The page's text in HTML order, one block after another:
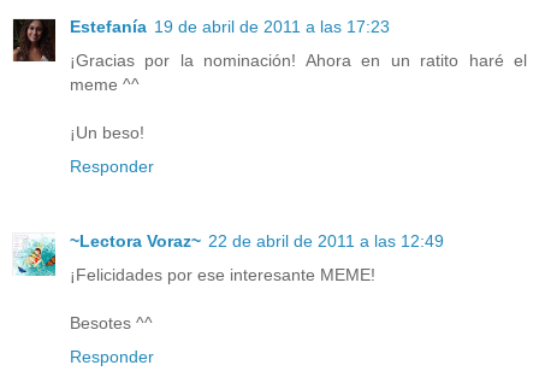
Estefanía 19 de abril de 2011 a las 17:23
¡Gracias por la nominación! Ahora en un ratito haré el
meme ^^
¡Un beso!
Responder
~Lectora Voraz~ 22 de abril de 2011 a las 12:49
¡Felicidades por ese interesante MEME!
Besotes ^^
Responder